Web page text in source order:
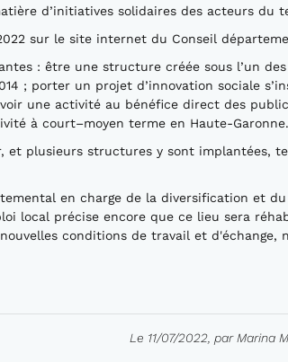
d’initiatives solidaires des acteurs du
sur le site internet du Conseil
: être une structure créée sous l’un
; porter un projet d’innovation sociale
une activité au bénéfice direct des
à court–moyen terme en Haute-Garonne.
et plusieurs structures y sont implantées,
en charge de la diversification et
local précise encore que ce lieu sera
conditions de travail et d'échange,
Le 11/07/2022, par Marina